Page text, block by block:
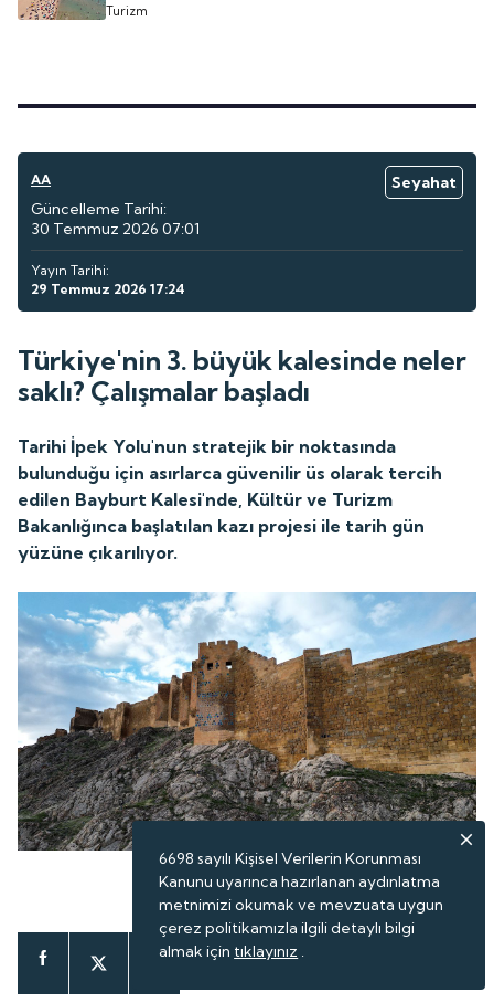
Turizm
AA
Seyahat
Güncelleme Tarihi:
30 Temmuz 2026 07:01
Yayın Tarihi:
29 Temmuz 2026 17:24
Türkiye'nin 3. büyük kalesinde neler
saklı? Çalışmalar başladı
Tarihi İpek Yolu'nun stratejik bir noktasında
bulunduğu için asırlarca güvenilir üs olarak tercih
edilen Bayburt Kalesi'nde, Kültür ve Turizm
Bakanlığınca başlatılan kazı projesi ile tarih gün
yüzüne çıkarılıyor.
ABONE OL
6698 sayılı Kişisel Verilerin Korunması
Kanunu uyarınca hazırlanan aydınlatma
metnimizi okumak ve mevzuata uygun
çerez politikamızla ilgili detaylı bilgi
almak için tıklayınız .